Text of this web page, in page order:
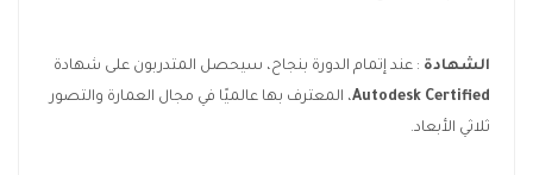
الشهادة : عند إتمام الدورة بنجاح، سيحصل المتدربون على شهادة
Autodesk Certified، المعترف بها عالميًا في مجال العمارة والتصور
ثلاثي الأبعاد.